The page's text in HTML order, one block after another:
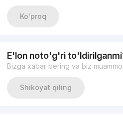
Центрального банка.Агентство
ESTATEГрафик работы: с 10:00 до
Ko'proq
E'lon noto'g'ri
Bizga xabar bering va biz
Shikoyat qiling